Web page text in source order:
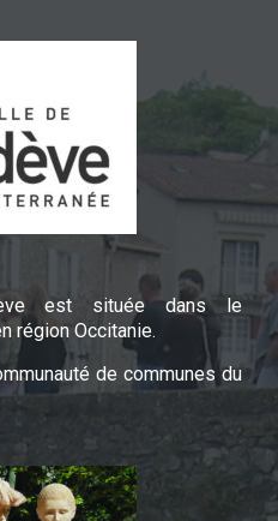
est située dans le
région Occitanie.
de communes du